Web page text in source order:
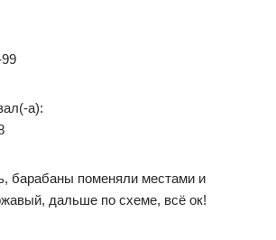
а):
барабаны поменяли местами и
дальше по схеме, всё ок!